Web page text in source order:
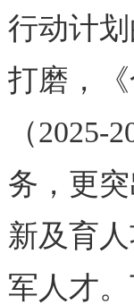
行动计
打磨，
（2025-
务，更
新及育
军人才